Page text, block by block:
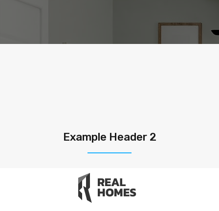
Example Header 2